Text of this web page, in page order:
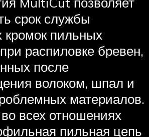
срок службы
пильных
распиловке бревен,
после
волоком, шпал и
материалов.
всех отношениях
пильная цепь